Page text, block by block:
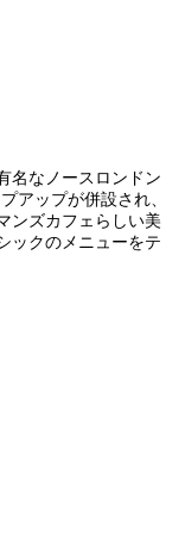
名なノースロンドン
アップが併設され、
ンズカフェらしい美
ックのメニューをテ